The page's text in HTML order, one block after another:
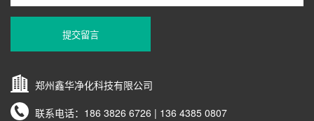
提交留言
郑州鑫华净化科技有限公司
联系电话： 186 3826 6726 | 136 4385 0807